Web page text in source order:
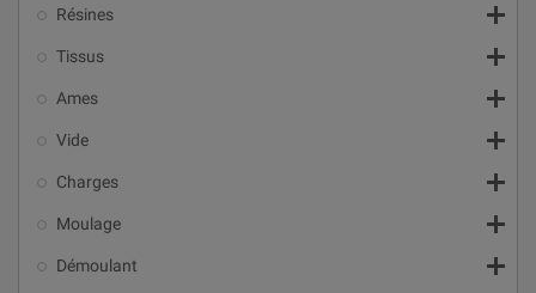
Résines 
Tissus 
Ames 
Vide 
Charges 
Moulage 
Démoulant 